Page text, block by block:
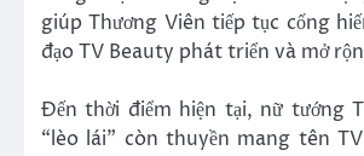
giúp Thương Viên tiếp tục cống
đạo TV Beauty phát triển và mở
Đến thời điểm hiện tại, nữ tướng
“lèo lái” còn thuyền mang tên